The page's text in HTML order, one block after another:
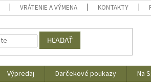
VRÁTENIE A VÝMENA KONTAKTY
HĽADAŤ
Výpredaj Darčekové poukazy Na